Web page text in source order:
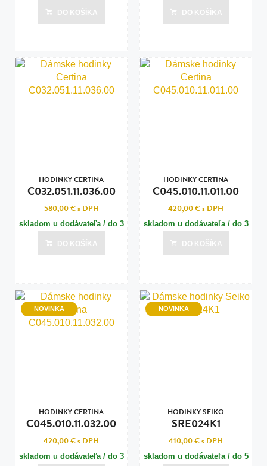
DO KOŠÍKA DO KOŠÍKA
HODINKY CERTINA
C032.051.11.036.00
580,00 €s DPH
skladom u dodávateľa / do 3
dní
Posledná aktualizácia dnes o 08:00
DO KOŠÍKA
HODINKY CERTINA
C045.010.11.011.00
420,00 €s DPH
skladom u dodávateľa / do 3
dní
Posledná aktualizácia dnes o 08:00
DO KOŠÍKA
NOVINKA
HODINKY CERTINA
C045.010.11.032.00
420,00 €s DPH
skladom u dodávateľa / do 3
NOVINKA
HODINKY SEIKO
SRE024K1
410,00 €s DPH
skladom u dodávateľa / do 5